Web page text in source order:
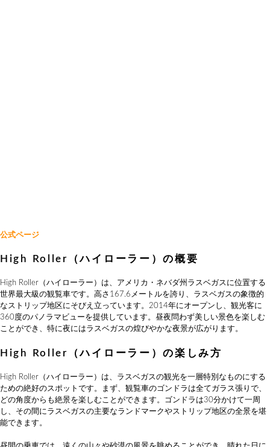
公式ページ
High Roller（ハイローラー）の概要
High Roller（ハイローラー）は、アメリカ・ネバダ州ラスベガスに位置する
世界最大級の観覧車です。高さ167.6メートルを誇り、ラスベガスの象徴的
なストリップ地区にそびえ立っています。2014年にオープンし、観光客に
360度のパノラマビューを提供しています。昼夜問わず美しい景色を楽しむ
ことができ、特に夜にはラスベガスの煌びやかな夜景が広がります。
High Roller（ハイローラー）の楽しみ方
High Roller（ハイローラー）は、ラスベガスの観光を一層特別なものにする
ための絶好のスポットです。まず、観覧車のゴンドラは全てガラス張りで、
どの角度からも絶景を楽しむことができます。ゴンドラは30分かけて一周
し、その間にラスベガスの主要なランドマークやストリップ地区の全景を堪
能できます。